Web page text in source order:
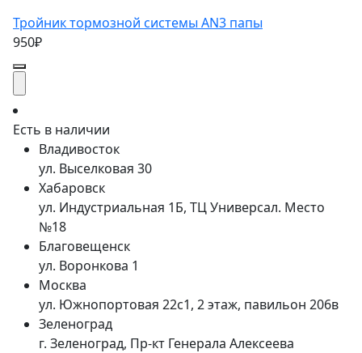
Тройник тормозной системы AN3 папы
950₽
Есть в наличии
Владивосток
ул. Выселковая 30
Хабаровск
ул. Индустриальная 1Б, ТЦ Универсал. Место
№18
Благовещенск
ул. Воронкова 1
Москва
ул. Южнопортовая 22с1, 2 этаж, павильон 206в
Зеленоград
г. Зеленоград, Пр-кт Генерала Алексеева